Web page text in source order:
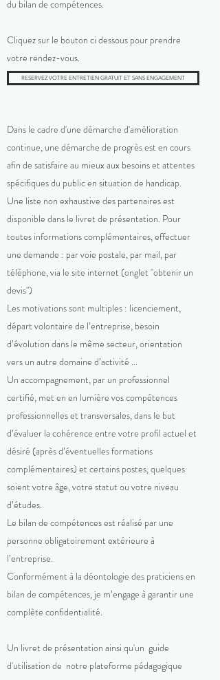
du bilan de compétences.
Cliquez sur le bouton ci dessous pour prendre
votre rendez-vous.
Dans le cadre d'une démarche d'amélioration
continue, une démarche de progrès est en cours
afin de satisfaire au mieux aux besoins et attentes
spécifiques du public en situation de handicap.
Une liste non exhaustive des partenaires est
disponible dans le livret de présentation. Pour
toutes informations complémentaires, effectuer
une demande : par voie postale, par mail, par
téléphone, via le site internet (onglet "obtenir un
devis")
Les motivations sont multiples : licenciement,
départ volontaire de l’entreprise, besoin
d’évolution dans le même secteur, orientation
vers un autre domaine d’activité ...
Un accompagnement, par un professionnel
certifié, met en en lumière vos compétences
professionnelles et transversales, dans le but
d’évaluer la cohérence entre votre profil actuel et
désiré (après d’éventuelles formations
complémentaires) et certains postes, quelques
soient votre âge, votre statut ou votre niveau
d’études.
Le bilan de compétences est réalisé par une
personne obligatoirement extérieure à
l’entreprise.
Conformément à la déontologie des praticiens en
bilan de compétences, je m’engage à garantir une
complète confidentialité.
Un livret de présentation ainsi qu'un guide
d'utilisation de notre plateforme pédagogique
RESERVEZ VOTRE ENTRETIEN GRATUIT ET SANS ENGAGEMENT